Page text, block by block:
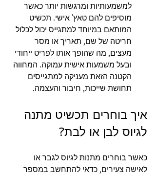
למשמעותיות ומרגשות יותר כאשר
מוסיפים להם טאץ' אישי. תכשיט
המותאם במיוחד למתגייס יכול לכלול
חריטה של שם, תאריך או מסר
מעצים, מה שהופך אותו לפריט ייחודי
ובעל משמעות אישית עמוקה. המחווה
הקטנה הזאת מעניקה למתגייסים
תחושת שייכות, חיבור והעצמה.
איך בוחרים תכשיט מתנה
לגיוס לבן או לבת?
כאשר בוחרים מתנות לגיוס לגבר או
לאישה צעירים, כדאי להתחשב במספר